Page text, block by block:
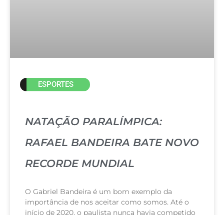
ESPORTES
NATAÇÃO PARALÍMPICA:
RAFAEL BANDEIRA BATE NOVO
RECORDE MUNDIAL
O Gabriel Bandeira é um bom exemplo da
importância de nos aceitar como somos. Até o
início de 2020, o paulista nunca havia competido